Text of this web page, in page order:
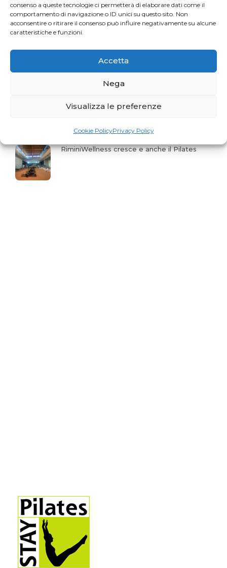
consenso a queste tecnologie ci permetterà di elaborare dati come il
comportamento di navigazione o ID unici su questo sito. Non
acconsentire o ritirare il consenso può influire negativamente su alcune
caratteristiche e funzioni.
Accetta
Nega
Visualizza le preferenze
Cookie PolicyPrivacy Policy
La storia del mese. Liberarsi dal dolore
Profumo di Hundred
Gaia Faggiani Teacher of the Month
RiminiWellness cresce e anche il Pilates